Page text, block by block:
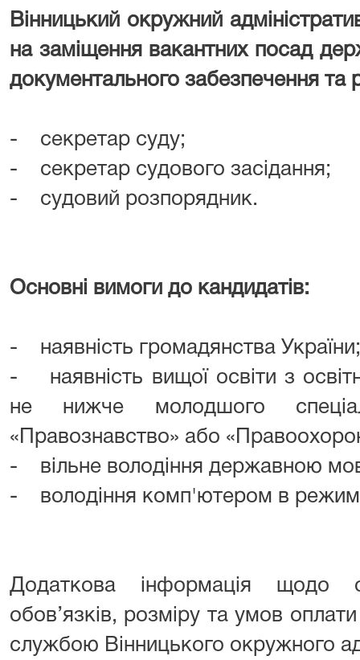
Вінницький окружний
на заміщення вакантних посад
документального забезпечення та
- секретар суду;
- секретар судового засідання;
- судовий розпорядник.
Основні вимоги до кандидатів:
- наявність громадянства України;
- наявність вищої освіти з
не нижче молодшого
«Правознавство» або
- вільне володіння державною
- володіння комп'ютером в
Додаткова інформація щодо
обов’язків, розміру та умов
службою Вінницького окружного